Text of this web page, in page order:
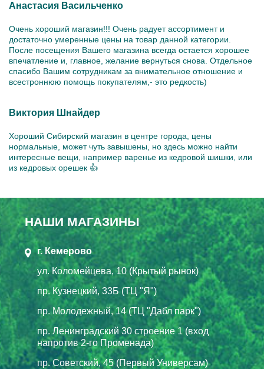
Анастасия Васильченко
Очень хороший магазин!!! Очень радует ассортимент и
достаточно умеренные цены на товар данной категории.
После посещения Вашего магазина всегда остается хорошее
впечатление и, главное, желание вернуться снова. Отдельное
спасибо Вашим сотрудникам за внимательное отношение и
всестроннюю помощь покупателям,- это редкость)
Виктория Шнайдер
Хороший Сибирский магазин в центре города, цены
нормальные, может чуть завышены, но здесь можно найти
интересные вещи, например варенье из кедровой шишки, или
из кедровых орешек 👍
НАШИ МАГАЗИНЫ
г. Кемерово
ул. Коломейцева, 10 (Крытый рынок)
пр. Кузнецкий, 33Б (ТЦ "Я")
пр. Молодежный, 14 (ТЦ "Дабл парк")
пр. Ленинградский 30 строение 1 (вход
напротив 2-го Променада)
пр. Советский, 45 (Первый Универсам)